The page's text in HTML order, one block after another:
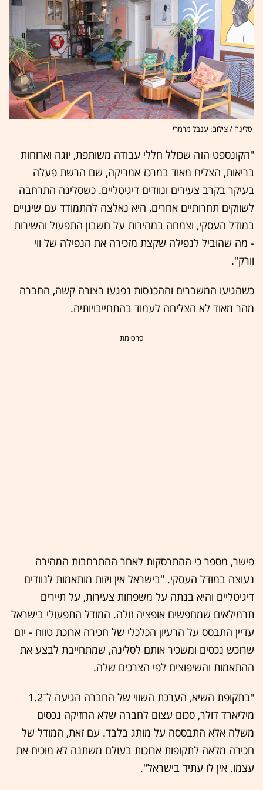
סלינה / צילום: ענבל מרמרי
"הקונספט הזה שכולל חללי עבודה משותפת, יוגה וארוחות
בריאות, הצליח מאוד במרכז אמריקה, שם הרשת פעלה
בעיקר בקרב צעירים ונוודים דיגיטליים. כשסלינה התרחבה
לשווקים תחרותיים אחרים, היא נאלצה להתמודד עם שינויים
במודל העסקי, וצמחה במהירות על חשבון התפעול והשירות
- מה שהוביל לנפילה שקצת מזכירה את הנפילה של ווי
וורק".
כשהגיעו המשברים וההכנסות נפגעו בצורה קשה, החברה
מהר מאוד לא הצליחה לעמוד בהתחייבויותיה.
- פרסומת -
פישר, מספר כי ההתרסקות לאחר ההתרחבות המהירה
נעוצה במודל העסקי. "בישראל אין ויזות מותאמות לנוודים
דיגיטליים והיא בנתה על משפחות צעירות, על תיירים
תרמילאים שמחפשים אופציה זולה. המודל התפעולי בישראל
עדיין התבסס על הרעיון הכלכלי של חכירה ארוכת טווח - יזם
שרוכש נכסים ומשכיר אותם לסלינה, שמתחייבת לבצע את
ההתאמות והשיפוצים לפי הצרכים שלה.
"בתקופת השיא, הערכת השווי של החברה הגיעה ל־1.2
מיליארד דולר, סכום עצום לחברה שלא החזיקה נכסים
משלה אלא התבססה על מותג בלבד. עם זאת, המודל של
חכירה מלאה לתקופות ארוכות בעולם משתנה לא מוכיח את
עצמו. אין לו עתיד בישראל".